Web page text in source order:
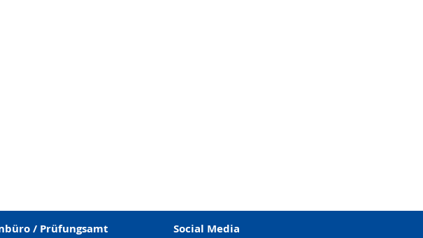
/ Prüfungsamt Social Media